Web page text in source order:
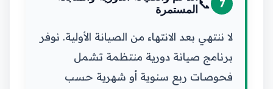
7
📞 المستمرة
لا ننتهي بعد الانتهاء من الصيانة الأولية. نوفر
برنامج صيانة دورية منتظمة تشمل
فحوصات ربع سنوية أو شهرية حسب